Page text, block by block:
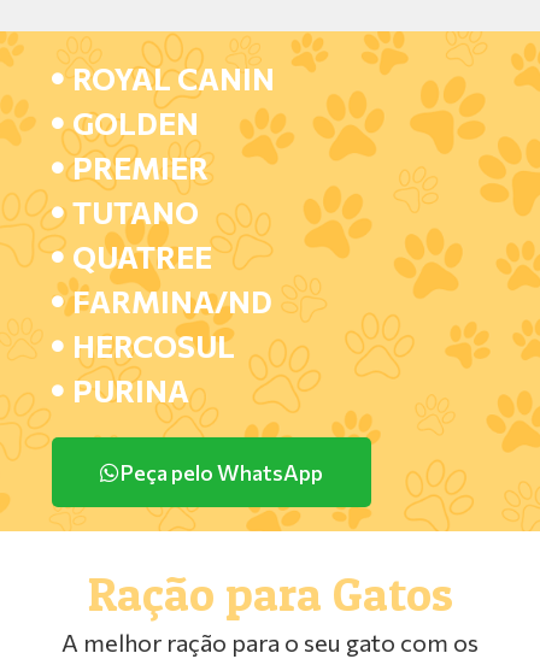
ROYAL CANIN
GOLDEN
PREMIER
TUTANO
QUATREE
FARMINA/ND
HERCOSUL
PURINA
Peça pelo WhatsApp
Ração para Gatos
A melhor ração para o seu gato com os